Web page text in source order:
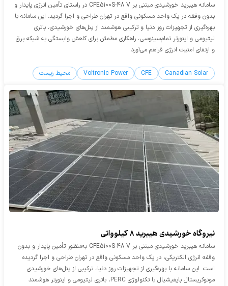
سامانه هیبرید خورشیدی مبتنی بر CFE5100S-48 V در راستای تأمین انرژی پایدار و
بدون وقفه در یک واحد مسکونی واقع در تهران طراحی و اجرا گردید. این سامانه با
بهره‌گیری از تجهیزات روز دنیا و ترکیبی هوشمند از پنل‌های خورشیدی، باتری
لیتیومی و اینورتر تمام‌سینوسی، راهکاری مطمئن برای کاهش وابستگی به شبکه برق
و ارتقای امنیت انرژی فراهم می‌آورد.
Canadian Solar
CFE
Voltronic Power محیط زیست
نیروگاه خورشیدی هیبرید 8 کیلوواتی
سامانه هیبرید خورشیدی مبتنی بر CFE5100S-48 V به‌منظور تأمین پایدار و بدون
وقفه انرژی الکتریکی، در یک واحد مسکونی واقع در تهران طراحی و اجرا گردیده
است. این سامانه با بهره‌گیری از تجهیزات روز دنیا، ترکیبی از پنل‌های خورشیدی
مونوکریستال بایفیشیال با تکنولوژی PERC، باتری لیتیومی و اینورتر هوشمند